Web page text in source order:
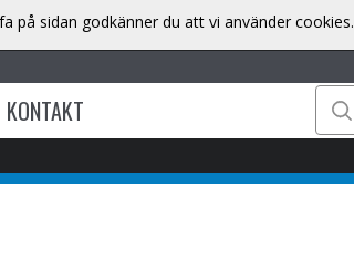
KONTAKT
på sidan godkänner du att vi använder cookies.